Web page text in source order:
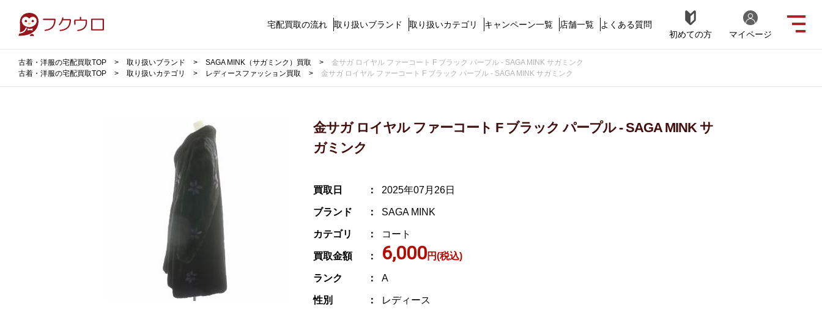
宅配買取の流れ 取り扱いブランド 取り扱いカテゴリ キャンペーン一覧 店舗一覧
よくある質問
初めての方
マイページ
古着・洋服の宅配買取TOP 取り扱いブランド SAGA MINK（サガミンク）買取
金サガ ロイヤル ファーコート F ブラック パープル - SAGA MINK サガミンク
古着・洋服の宅配買取TOP
取り扱いカテゴリ レディースファッション買取 金サガ ロイヤル ファーコート F ブラック パープル - SAGA MINK サガミンク
金サガ ロイヤル ファーコート F ブラック パープル - SAGA MINK サ
ガミンク
買取日 2025年07月26日
ブランド SAGA MINK
カテゴリ コート
買取金額 6,000円(税込)
ランク A
性別 レディース